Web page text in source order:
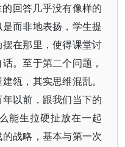
回答几乎没有像样的
而非地表扬，学生提
在那里，使得课堂讨
。至于第二个问题，
瓴，其实思维混乱。
以前，跟我们当下的
能生拉硬扯放在一起
战略，基本与第一次